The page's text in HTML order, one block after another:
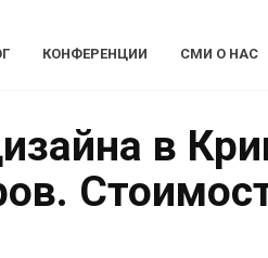
КОНФЕРЕНЦИИ СМИ О НАС
в